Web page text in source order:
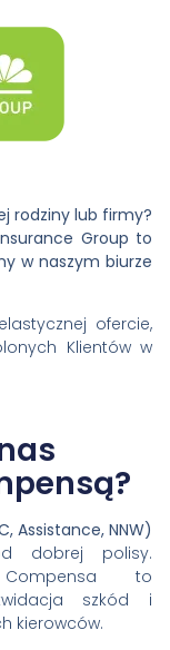
rodziny lub firmy?
Group to
w naszym biurze
ofercie,
Klientów w
Assistance, NNW)
dobrej polisy.
Compensa to
szkód i
kierowców.